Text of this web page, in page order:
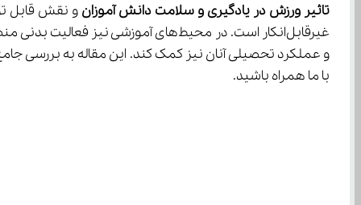
تاثیر ورزش در یادگیری و سلامت دانش آموزان
با ما همراه باشید.